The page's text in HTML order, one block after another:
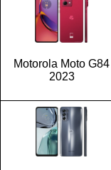
Motorola Moto G84
2023